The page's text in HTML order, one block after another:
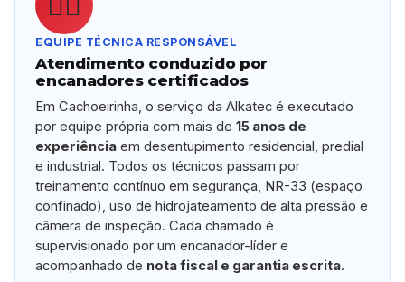
EQUIPE TÉCNICA RESPONSÁVEL
Atendimento conduzido por
encanadores certificados
Em Cachoeirinha, o serviço da Alkatec é executado
por equipe própria com mais de15 anos de
experiência em desentupimento residencial, predial
e industrial. Todos os técnicos passam por
treinamento contínuo em segurança, NR-33 (espaço
confinado), uso de hidrojateamento de alta pressão e
câmera de inspeção. Cada chamado é
supervisionado por um encanador-líder e
acompanhado de nota fiscal e garantia escrita.